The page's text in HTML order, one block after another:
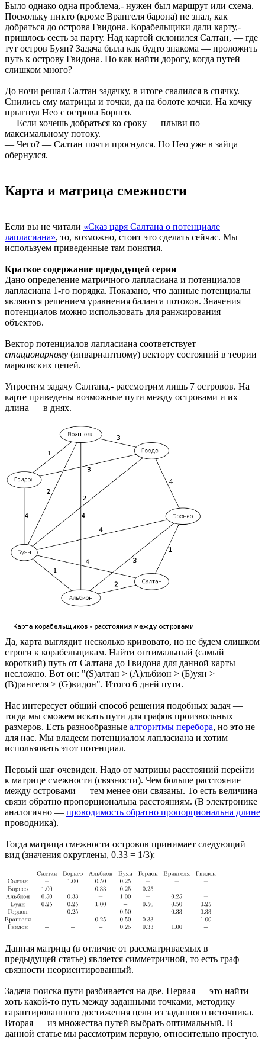
Было однако одна проблема,- нужен был маршрут или схема.
Поскольку никто (кроме Врангеля барона) не знал, как
добраться до острова Гвидона. Корабельщики дали карту,-
пришлось сесть за парту. Над картой склонился Салтан, — где
тут остров Буян? Задача была как будто знакома — проложить
путь к острову Гвидона. Но как найти дорогу, когда путей
слишком много?
До ночи решал Салтан задачку, в итоге свалился в спячку.
Снились ему матрицы и точки, да на болоте кочки. На кочку
прыгнул Нео с острова Борнео.
— Если хочешь добраться ко сроку — плыви по
максимальному потоку.
— Чего? — Салтан почти проснулся. Но Нео уже в зайца
обернулся.
Карта и матрица смежности
Если вы не читали «Сказ царя Салтана о потенциале
лапласиана», то, возможно, стоит это сделать сейчас. Мы
используем приведенные там понятия.
Краткое содержание предыдущей серии
Дано определение матричного лапласиана и потенциалов
лапласиана 1-го порядка. Показано, что данные потенциалы
являются решением уравнения баланса потоков. Значения
потенциалов можно использовать для ранжирования
объектов.
Вектор потенциалов лапласиана соответствует
стационарному (инвариантному) вектору состояний в теории
марковских цепей.
Упростим задачу Салтана,- рассмотрим лишь 7 островов. На
карте приведены возможные пути между островами и их
длина — в днях.
Да, карта выглядит несколько кривовато, но не будем слишком
строги к корабельщикам. Найти оптимальный (самый
короткий) путь от Салтана до Гвидона для данной карты
несложно. Вот он: "(S)алтан > (А)льбион > (Б)уян >
(В)рангеля > (G)видон". Итого 6 дней пути.
Нас интересует общий способ решения подобных задач —
тогда мы сможем искать пути для графов произвольных
размеров. Есть разнообразные алгоритмы перебора, но это не
для нас. Мы владеем потенциалом лапласиана и хотим
использовать этот потенциал.
Первый шаг очевиден. Надо от матрицы расстояний перейти
к матрице смежности (связности). Чем больше расстояние
между островами — тем менее они связаны. То есть величина
связи обратно пропорциональна расстояниям. (В электронике
аналогично — проводимость обратно пропорциональна длине
проводника).
Тогда матрица смежности островов принимает следующий
вид (значения округлены, 0.33 = 1/3):
Данная матрица (в отличие от рассматриваемых в
предыдущей статье) является симметричной, то есть граф
связности неориентированный.
Задача поиска пути разбивается на две. Первая — это найти
хоть какой-то путь между заданными точками, методику
гарантированного достижения цели из заданного источника.
Вторая — из множества путей выбрать оптимальный. В
данной статье мы рассмотрим первую, относительно простую.